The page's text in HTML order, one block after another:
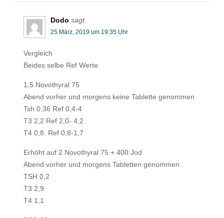
Dodo sagt:
25 März, 2019 um 19:35 Uhr
Vergleich
Beides selbe Ref Werte
1,5 Novothyral 75
Abend vorher und morgens keine Tablette genommen
Tsh 0,36 Ref 0,4-4
T3 2,2 Ref 2,0- 4,2
T4 0,8. Ref 0,8-1,7
Erhöht auf 2 Novothyral 75 + 400 Jod
Abend vorher und morgens Tabletten genommen
TSH 0,2
T3 2,9
T4 1,1